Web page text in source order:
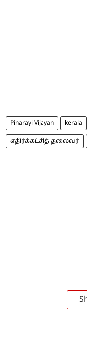
Pinarayi Vijayan kerala
எதிர்க்கட்சித் தலைவர்